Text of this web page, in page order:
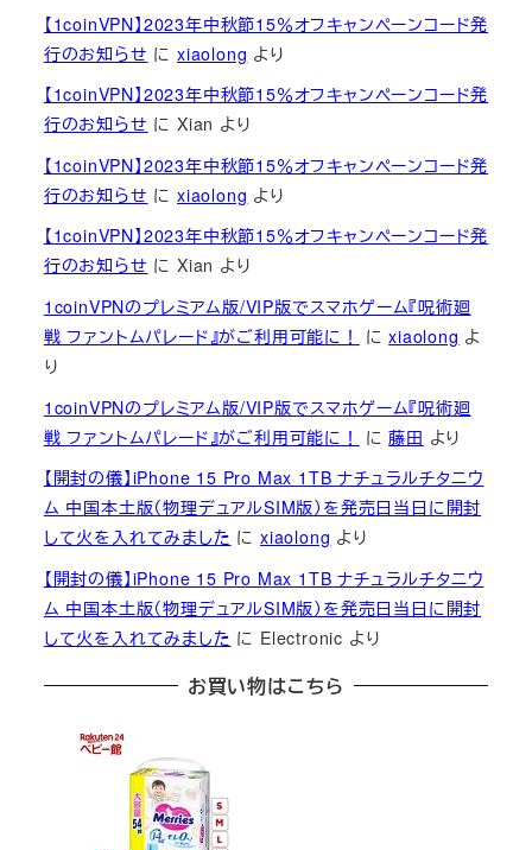
【1coinVPN】2023年中秋節15％オフキャンペーンコード発
行のお知らせ にxiaolong より
【1coinVPN】2023年中秋節15％オフキャンペーンコード発
行のお知らせ にXian より
【1coinVPN】2023年中秋節15％オフキャンペーンコード発
行のお知らせ にxiaolong より
【1coinVPN】2023年中秋節15％オフキャンペーンコード発
行のお知らせ にXian より
1coinVPNのプレミアム版/VIP版でスマホゲーム『呪術廻
戦 ファントムパレード』がご利用可能に！
にxiaolong よ
り
1coinVPNのプレミアム版/VIP版でスマホゲーム『呪術廻
戦 ファントムパレード』がご利用可能に！
に藤田 より
【開封の儀】iPhone 15 Pro Max 1TB ナチュラルチタニウ
ム 中国本土版（物理デュアルSIM版）を発売日当日に開封
して火を入れてみました にxiaolong より
【開封の儀】iPhone 15 Pro Max 1TB ナチュラルチタニウ
ム 中国本土版（物理デュアルSIM版）を発売日当日に開封
して火を入れてみました に Electronic より
お買い物はこちら